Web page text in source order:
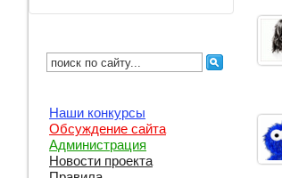
Наши конкурсы
Обсуждение сайта
Администрация
Новости проекта